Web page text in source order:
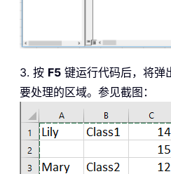
3. 按 F5 键运行代码后，将弹
要处理的区域。参见截图：